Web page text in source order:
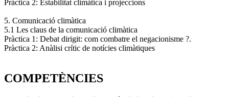
Pràctica 2: Estabilitat climàtica i projeccions
5. Comunicació climàtica
5.1 Les claus de la comunicació climàtica
Pràctica 1: Debat dirigit: com combatre el negacionisme ?.
Pràctica 2: Anàlisi crític de notícies climàtiques
COMPETÈNCIES